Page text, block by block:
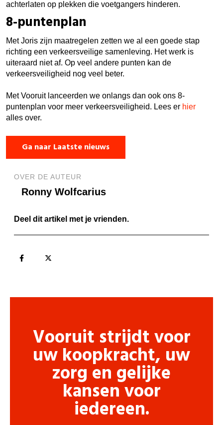
achterlaten op plekken die voetgangers hinderen.
8-puntenplan
Met Joris zijn maatregelen zetten we al een goede stap
richting een verkeersveilige samenleving. Het werk is
uiteraard niet af. Op veel andere punten kan de
verkeersveiligheid nog veel beter.
Met Vooruit lanceerden we onlangs dan ook ons 8-
puntenplan voor meer verkeersveiligheid. Lees er hier
alles over.
Ga naar Laatste nieuws
OVER DE AUTEUR
Ronny Wolfcarius
Deel dit artikel met je vrienden.
Vooruit strijdt voor
uw koopkracht, uw
zorg en gelijke
kansen voor
iedereen.